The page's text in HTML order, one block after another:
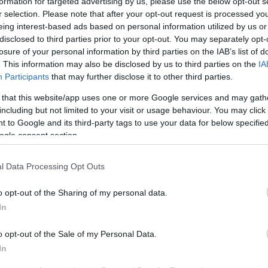
selection. Please note that after your opt-out request is processed
interest-based ads based on personal information utilized by us
to third parties prior to your opt-out. You may separately
of your personal information by third parties on the IAB’s list of
This information may also be disclosed by us to third parties on the
Participants that may further disclose it to other third parties.
that this website/app uses one or more Google services and may
but not limited to your visit or usage behaviour. You may
to Google and its third-party tags to use your data for below
consent section.
Data Processing Opt Outs
opt-out of the Sharing of my personal data.
opt-out of the Sale of my Personal Data.
είναι μια ακόμα ημερομηνία
εύχεται χρόνιια πολλά σε αθλητές-
τη δική τους ιστορία στον
γενέθλια έχει η Ρούλα Πραγκαλούδη που
στη γυναικεία ομάδα βόλεϊ από το 1992 ως το
σήμερα το 1937 γεννήθηκε ο πρώην
που είχε φορέσει τη φανέλα του ΠΑΟ